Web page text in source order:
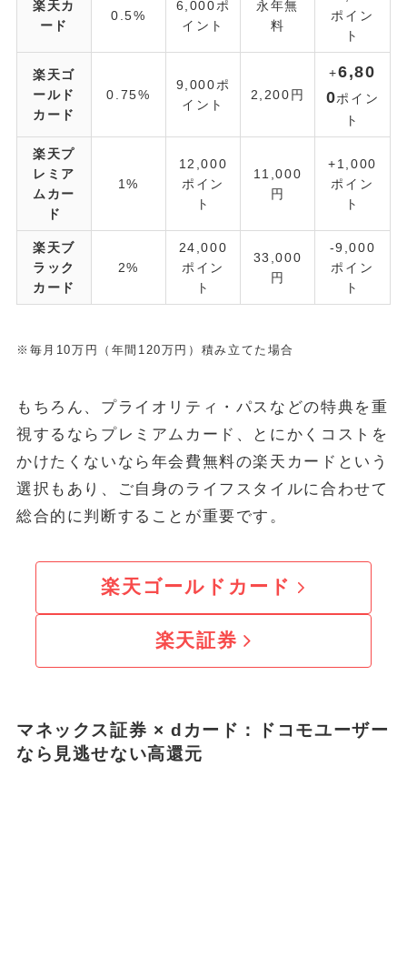
楽天カ
ード
0.5%
6,000ポ
イント
永年無
料
ポイン
ト
楽天ゴ
ールド
カード
0.75%
9,000ポ
イント
2,200円
+6,80
0ポイン
ト
楽天プ
レミア
ムカー
ド
1%
12,000
ポイン
ト
11,000
円
+1,000
ポイン
ト
楽天ブ
ラック
カード
2%
24,000
ポイン
ト
33,000
円
-9,000
ポイン
ト
※毎月10万円（年間120万円）積み立てた場合
もちろん、プライオリティ・パスなどの特典を重
視するならプレミアムカード、とにかくコストを
かけたくないなら年会費無料の楽天カードという
選択もあり、ご自身のライフスタイルに合わせて
総合的に判断することが重要です。
楽天ゴールドカード
楽天証券
マネックス証券 × dカード：ドコモユーザー
なら見逃せない高還元